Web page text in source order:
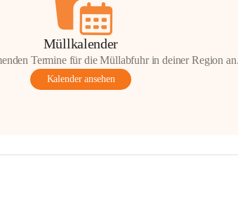
Müllkalender
Termine für die Müllabfuhr in deiner Region
Kalender ansehen